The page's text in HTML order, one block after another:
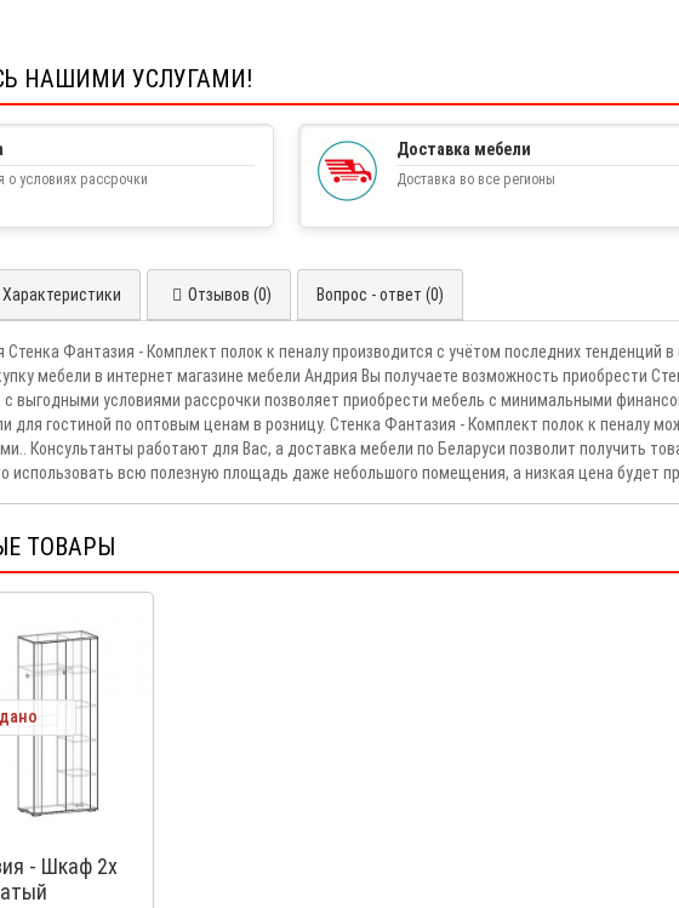
НАШИМИ УСЛУГАМИ!
о условиях рассрочки
Доставка мебели
Доставка во все регионы
Характеристики Отзывов (0) Вопрос - ответ (0)
Стенка Фантазия - Комплект полок к пеналу производится с учётом последних
мебели в интернет магазине мебели Андрия Вы получаете возможность приобрести
с выгодными условиями рассрочки позволяет приобрести мебель с минимальными
для гостиной по оптовым ценам в розницу. Стенка Фантазия - Комплект полок к пеналу
Консультанты работают для Вас, а доставка мебели по Беларуси позволит получить
использовать всю полезную площадь даже небольшого помещения, а низкая цена будет
ТОВАРЫ
- Шкаф 2х